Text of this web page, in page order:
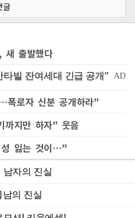
글
새 출발했다
폭로자 신분 공개하라"
까지만 하자" 웃음
성 잃는 것이…"